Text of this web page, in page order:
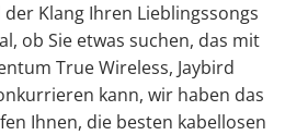
Klang Ihren Lieblingssongs
ob Sie etwas suchen, das mit
True Wireless, Jaybird
kann, wir haben das
Ihnen, die besten kabellosen